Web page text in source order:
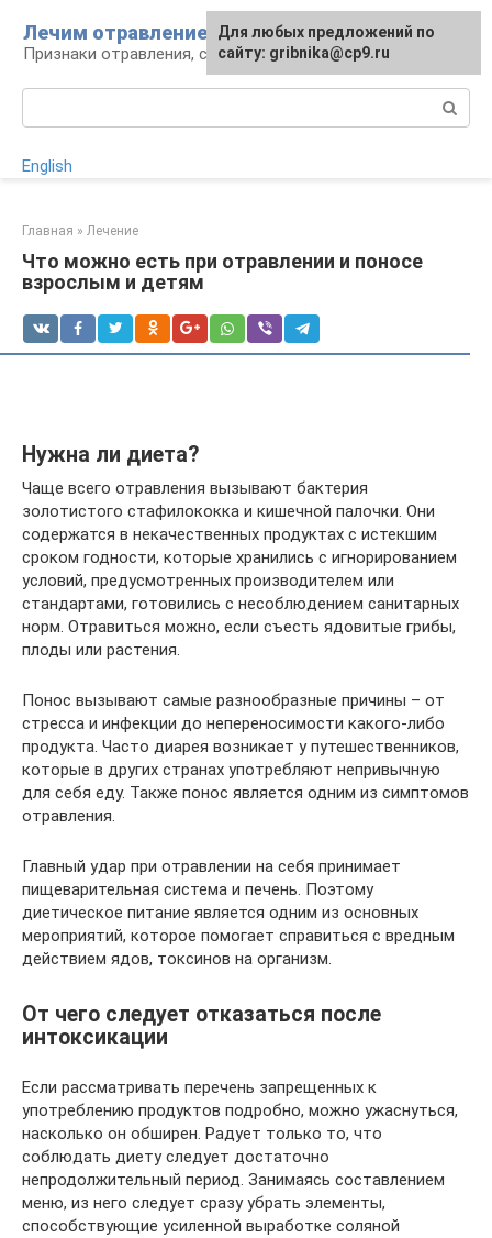
контенту
Лечим отравление
Признаки отравления, способы лечения
English
Главная » Лечение
Что можно есть при отравлении и поносе
взрослым и детям
Нужна ли диета?
Чаще всего отравления вызывают бактерия
золотистого стафилококка и кишечной палочки. Они
содержатся в некачественных продуктах с истекшим
сроком годности, которые хранились с игнорированием
условий, предусмотренных производителем или
стандартами, готовились с несоблюдением санитарных
норм. Отравиться можно, если съесть ядовитые грибы,
плоды или растения.
Понос вызывают самые разнообразные причины – от
стресса и инфекции до непереносимости какого-либо
продукта. Часто диарея возникает у путешественников,
которые в других странах употребляют непривычную
для себя еду. Также понос является одним из симптомов
отравления.
Главный удар при отравлении на себя принимает
пищеварительная система и печень. Поэтому
диетическое питание является одним из основных
мероприятий, которое помогает справиться с вредным
действием ядов, токсинов на организм.
От чего следует отказаться после
интоксикации
Если рассматривать перечень запрещенных к
употреблению продуктов подробно, можно ужаснуться,
насколько он обширен. Радует только то, что
соблюдать диету следует достаточно
непродолжительный период. Занимаясь составлением
меню, из него следует сразу убрать элементы,
способствующие усиленной выработке соляной
Для любых предложений по
сайту: gribnika@cp9.ru